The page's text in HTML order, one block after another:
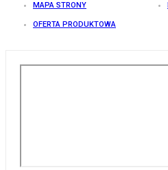
MAPA STRONY
OFERTA PRODUKTOWA